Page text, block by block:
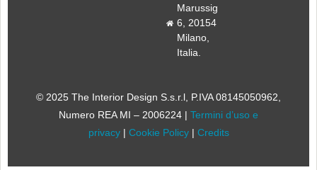
Marussig
6, 20154
Milano,
Italia.
© 2025 The Interior Design S.s.r.l, P.IVA 08145050962,
Numero REA MI – 2006224 | Termini d’uso e
privacy| Cookie Policy| Credits